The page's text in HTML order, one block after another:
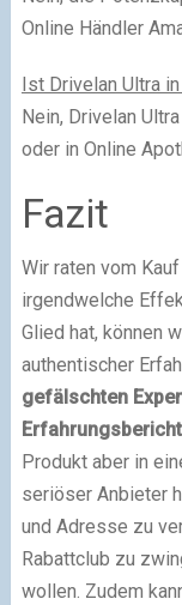
Online Händler
Ist Drivelan Ultra
Nein, Drivelan
oder in Online
Fazit
Wir raten vom
irgendwelche
Glied hat, können
authentischer
gefälschten
Produkt aber in
seriöser Anbieter
und Adresse zu
Rabattclub zu
wollen. Zudem